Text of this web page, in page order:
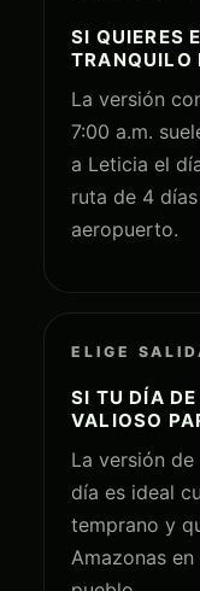
SI QUIERES
TRANQUILO
La versión
7:00 a.m.
a Leticia el
ruta de 4
aeropuerto.
ELIGE
SI TU DÍA
VALIOSO
La versión
día es ideal
temprano y
Amazonas